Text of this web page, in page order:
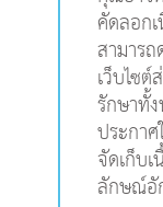
คัดลอก
สามาร
เว็บไซ
รักษาทั้
ประกา
จัดเก็บ
ลักษณ์อั